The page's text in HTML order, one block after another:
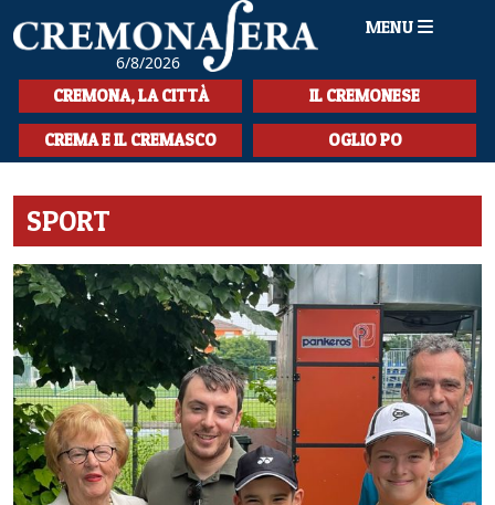
6/8/2026
MENU
HOME
CRONACA
LA MUSICA
CULTURA
LA STORIA
SPETTACOLI
L'EDITORIALE
SEZIONI
CREMONA, LA CITTÀ IL CREMONESE
CREMA E IL CREMASCO OGLIO PO
SPORT